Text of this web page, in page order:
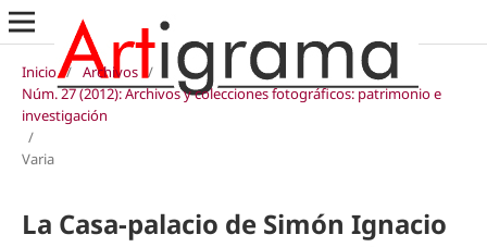
Inicio / Archivos /
Núm. 27 (2012): Archivos y colecciones fotográficos: patrimonio e
investigación
/
Varia
La Casa-palacio de Simón Ignacio